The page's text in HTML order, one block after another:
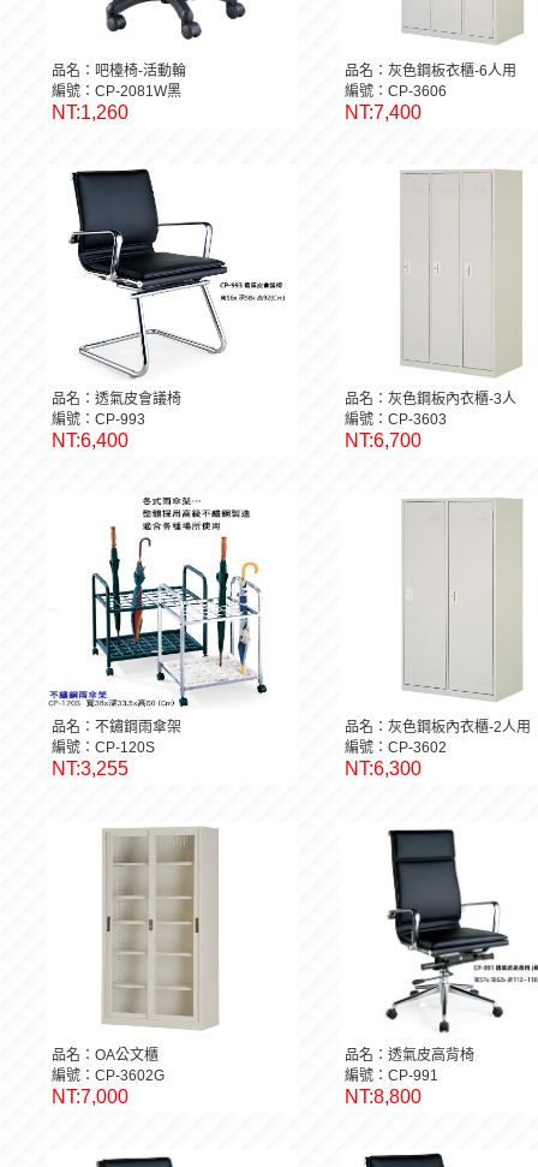
品名：吧檯椅-活動輪
編號：CP-2081W黑
NT:1,260
品名：灰色鋼板衣櫃-6人用
編號：CP-3606
NT:7,400
品名：透氣皮會議椅
編號：CP-993
NT:6,400
品名：灰色鋼板內衣櫃-3人
編號：CP-3603
NT:6,700
品名：不鏽鋼雨傘架
編號：CP-120S
NT:3,255
品名：灰色鋼板內衣櫃-2人用
編號：CP-3602
NT:6,300
品名：OA公文櫃
編號：CP-3602G
NT:7,000
品名：透氣皮高背椅
編號：CP-991
NT:8,800